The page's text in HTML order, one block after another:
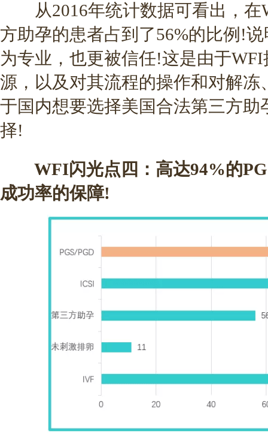
从2016年统计数据可看出，在
方助孕的患者占到了56%的比例!
为专业，也更被信任!这是由于
源，以及对其流程的操作和对解
于国内想要选择美国合法第三方
择!
WFI闪光点四：高达94%的
成功率的保障!